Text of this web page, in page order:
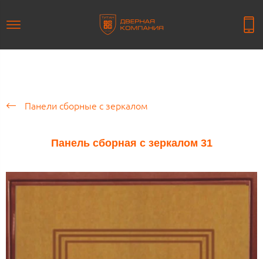
Панели сборные с зеркалом
Панель сборная с зеркалом 31